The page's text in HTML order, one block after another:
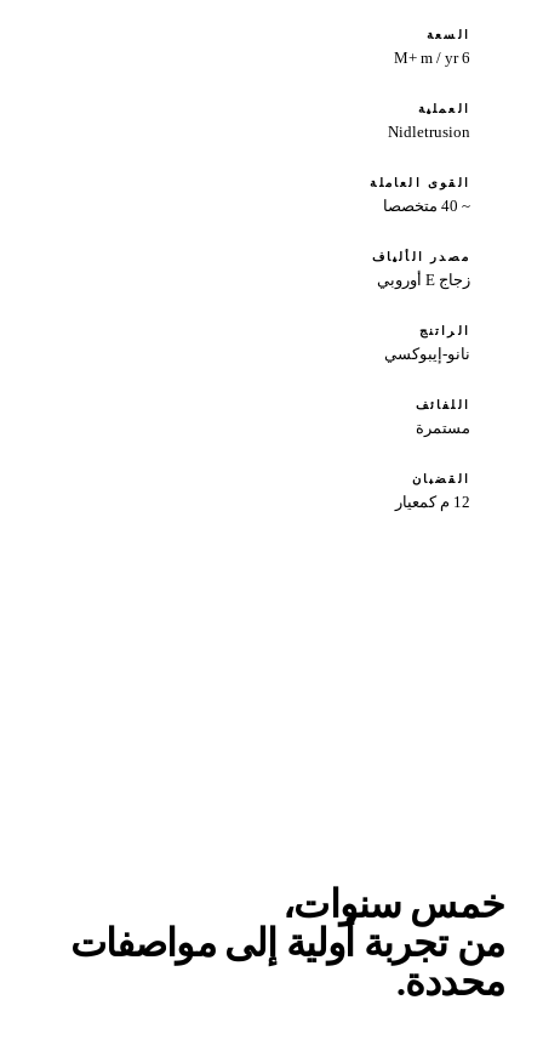
Nidletrusion
القوى العاملة
مصدر الألياف
نانو-إيبوكسي
سنوات،
تجربة أولية إلى مواصفات
.